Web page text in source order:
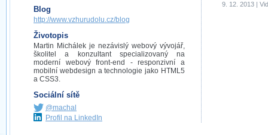
Blog
http://www.vzhurudolu.cz/blog
Životopis
Martin Michálek je nezávislý webový vývojář,
školitel a konzultant specializovaný na
moderní webový front-end - responzivní a
mobilní webdesign a technologie jako HTML5
a CSS3.
Sociální sítě
@machal
Profil na LinkedIn
9. 12. 2013 |